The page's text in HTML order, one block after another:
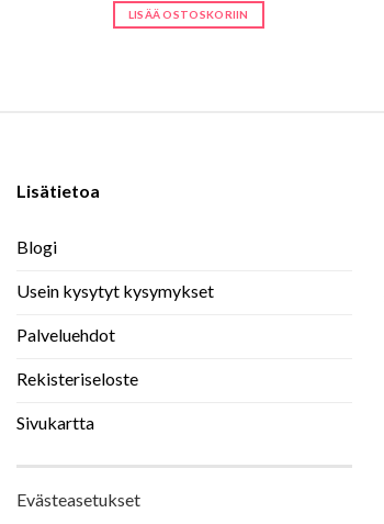
oli:
18,00 €.
on:
14,00 €.
LISÄÄ OSTOSKORIIN
Lisätietoa
Blogi
Usein kysytyt kysymykset
Palveluehdot
Rekisteriseloste
Sivukartta
Evästeasetukset